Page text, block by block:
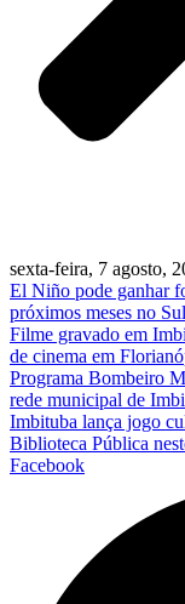
sexta-feira, 7 agosto,
El Niño pode ganhar
próximos meses no
Filme gravado em
de cinema em
Programa Bombeiro
rede municipal de
Imbituba lança jogo
Biblioteca Pública
Facebook